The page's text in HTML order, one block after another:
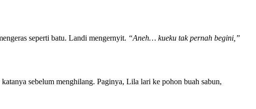
seperti batu. Landi mengernyit. “Aneh… kueku tak pernah begini,”
katanya sebelum menghilang. Paginya, Lila lari ke pohon buah sabun,